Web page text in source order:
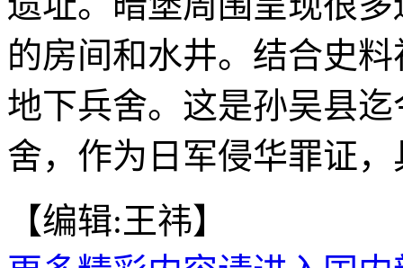
的房间和水井。结合史
地下兵舍。这是孙吴县
舍，作为日军侵华罪证
【编辑:王祎】